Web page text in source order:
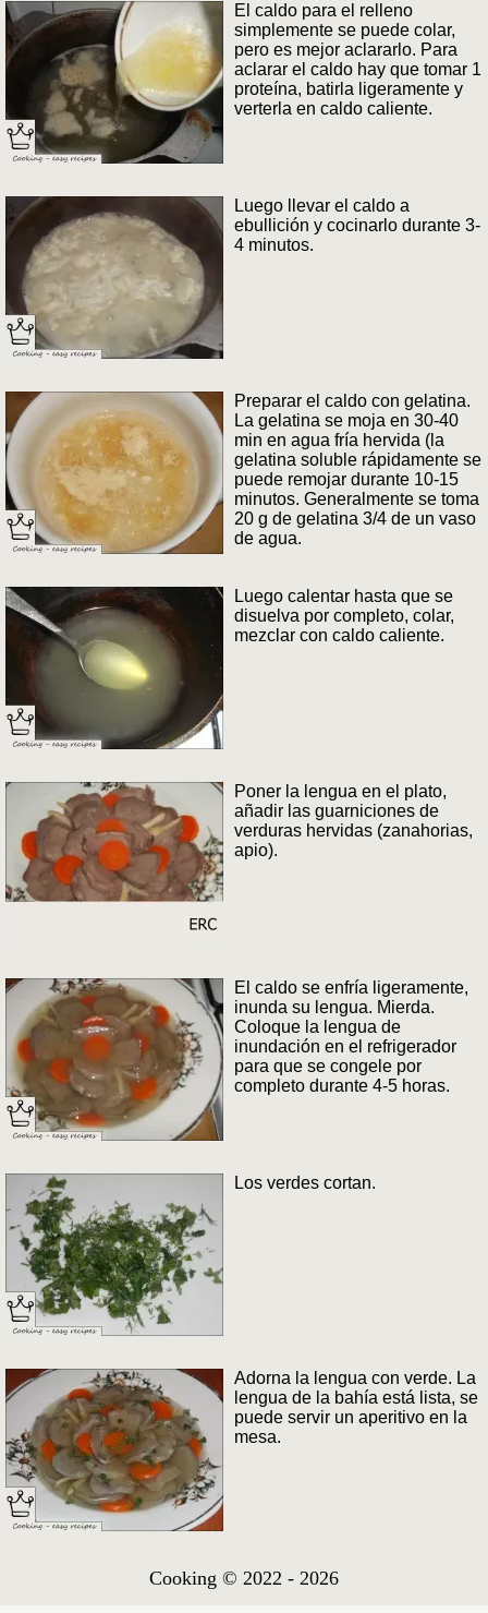
El caldo para el relleno
simplemente se puede colar,
pero es mejor aclararlo. Para
aclarar el caldo hay que tomar 1
proteína, batirla ligeramente y
verterla en caldo caliente.
Luego llevar el caldo a
ebullición y cocinarlo durante 3-
4 minutos.
Preparar el caldo con gelatina.
La gelatina se moja en 30-40
min en agua fría hervida (la
gelatina soluble rápidamente se
puede remojar durante 10-15
minutos. Generalmente se toma
20 g de gelatina 3/4 de un vaso
de agua.
Luego calentar hasta que se
disuelva por completo, colar,
mezclar con caldo caliente.
Poner la lengua en el plato,
añadir las guarniciones de
verduras hervidas (zanahorias,
apio).
El caldo se enfría ligeramente,
inunda su lengua. Mierda.
Coloque la lengua de
inundación en el refrigerador
para que se congele por
completo durante 4-5 horas.
Los verdes cortan.
Adorna la lengua con verde. La
lengua de la bahía está lista, se
puede servir un aperitivo en la
mesa.
Cooking © 2022 - 2026